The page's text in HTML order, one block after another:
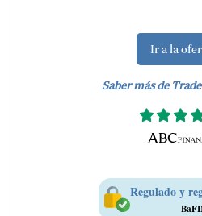
Ir a la
Saber más de
Regulado y